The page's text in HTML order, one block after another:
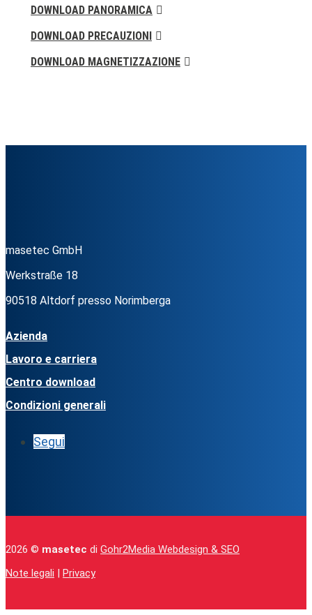
DOWNLOAD PANORAMICA
DOWNLOAD PRECAUZIONI
DOWNLOAD MAGNETIZZAZIONE
masetec GmbH
Werkstraße 18
90518 Altdorf presso Norimberga
Azienda
Lavoro e carriera
Centro download
Condizioni generali
Segui
2026 © masetec di Gohr2Media Webdesign & SEO
Note legali | Privacy